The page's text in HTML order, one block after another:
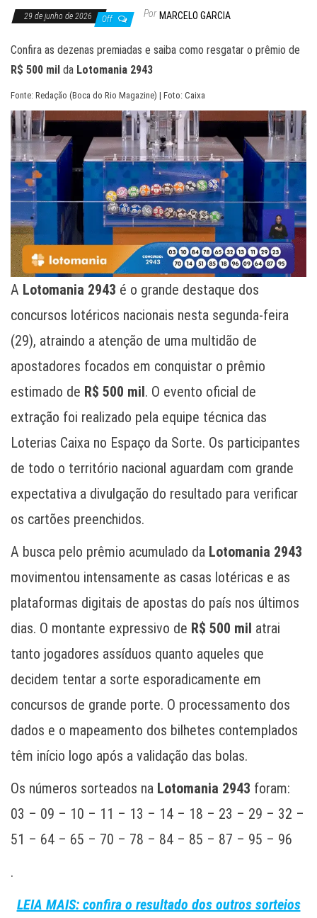
29 de junho de 2026 Off Por MARCELO GARCIA
Confira as dezenas premiadas e saiba como resgatar o prêmio de
R$ 500 mil da Lotomania 2943
Fonte: Redação (Boca do Rio Magazine) | Foto: Caixa
A Lotomania 2943 é o grande destaque dos
concursos lotéricos nacionais nesta segunda-feira
(29), atraindo a atenção de uma multidão de
apostadores focados em conquistar o prêmio
estimado de R$ 500 mil. O evento oficial de
extração foi realizado pela equipe técnica das
Loterias Caixa no Espaço da Sorte. Os participantes
de todo o território nacional aguardam com grande
expectativa a divulgação do resultado para verificar
os cartões preenchidos.
A busca pelo prêmio acumulado da Lotomania 2943
movimentou intensamente as casas lotéricas e as
plataformas digitais de apostas do país nos últimos
dias. O montante expressivo de R$ 500 mil atrai
tanto jogadores assíduos quanto aqueles que
decidem tentar a sorte esporadicamente em
concursos de grande porte. O processamento dos
dados e o mapeamento dos bilhetes contemplados
têm início logo após a validação das bolas.
Os números sorteados na Lotomania 2943 foram:
03 – 09 – 10 – 11 – 13 – 14 – 18 – 23 – 29 – 32 –
51 – 64 – 65 – 70 – 78 – 84 – 85 – 87 – 95 – 96
.
LEIA MAIS: confira o resultado dos outros sorteios